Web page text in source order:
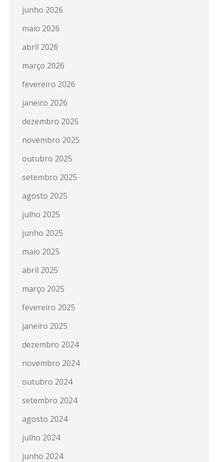
junho 2026
maio 2026
abril 2026
março 2026
fevereiro 2026
janeiro 2026
dezembro 2025
novembro 2025
outubro 2025
setembro 2025
agosto 2025
julho 2025
junho 2025
maio 2025
abril 2025
março 2025
fevereiro 2025
janeiro 2025
dezembro 2024
novembro 2024
outubro 2024
setembro 2024
agosto 2024
julho 2024
junho 2024